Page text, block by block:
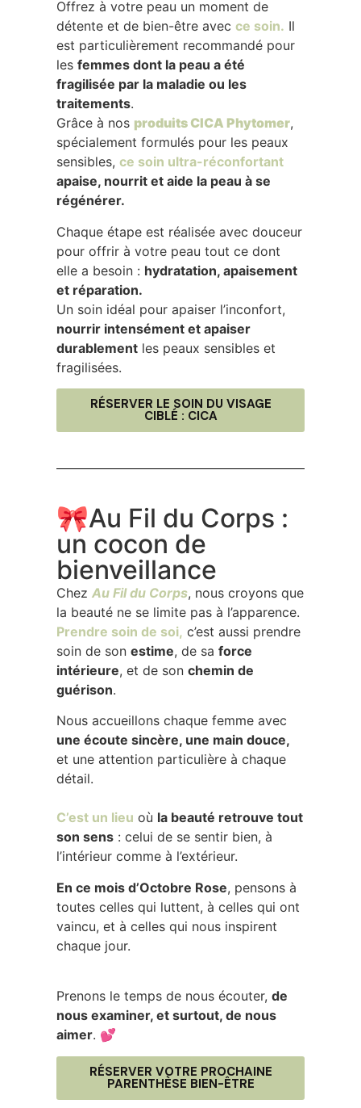
Offrez à votre peau un moment de
détente et de bien-être avec ce soin. Il
est particulièrement recommandé pour
les femmes dont la peau a été
fragilisée par la maladie ou les
traitements.
Grâce à nos produits CICA Phytomer,
spécialement formulés pour les peaux
sensibles, ce soin ultra-réconfortant
apaise, nourrit et aide la peau à se
régénérer.
Chaque étape est réalisée avec douceur
pour offrir à votre peau tout ce dont
elle a besoin : hydratation, apaisement
et réparation.
Un soin idéal pour apaiser l’inconfort,
nourrir intensément et apaiser
durablement les peaux sensibles et
fragilisées.
RÉSERVER LE SOIN DU VISAGE
CIBLÉ : CICA
🎀Au Fil du Corps :
un cocon de
bienveillance
Chez Au Fil du Corps, nous croyons que
la beauté ne se limite pas à l’apparence.
Prendre soin de soi, c’est aussi prendre
soin de son estime, de sa force
intérieure, et de son chemin de
guérison.
Nous accueillons chaque femme avec
une écoute sincère, une main douce,
et une attention particulière à chaque
détail.
C’est un lieu où la beauté retrouve tout
son sens : celui de se sentir bien, à
l’intérieur comme à l’extérieur.
En ce mois d’Octobre Rose, pensons à
toutes celles qui luttent, à celles qui ont
vaincu, et à celles qui nous inspirent
chaque jour.
Prenons le temps de nous écouter, de
nous examiner, et surtout, de nous
aimer. 💕
RÉSERVER VOTRE PROCHAINE
PARENTHÈSE BIEN-ÊTRE